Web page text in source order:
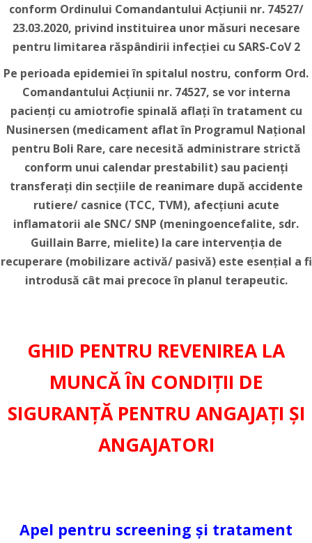
conform Ordinului Comandantului Acțiunii nr. 74527/
23.03.2020, privind instituirea unor măsuri necesare
pentru limitarea răspândirii infecției cu SARS-CoV 2
Pe perioada epidemiei în spitalul nostru, conform Ord.
Comandantului Acțiunii nr. 74527, se vor interna
pacienți cu amiotrofie spinală aflați în tratament cu
Nusinersen (medicament aflat în Programul Național
pentru Boli Rare, care necesită administrare strictă
conform unui calendar prestabilit) sau pacienți
transferați din secțiile de reanimare după accidente
rutiere/ casnice (TCC, TVM), afecțiuni acute
inflamatorii ale SNC/ SNP (meningoencefalite, sdr.
Guillain Barre, mielite) la care intervenția de
recuperare (mobilizare activă/ pasivă) este esențial a fi
introdusă cât mai precoce în planul terapeutic.
GHID PENTRU REVENIREA LA
MUNCĂ ÎN CONDIȚII DE
SIGURANȚĂ PENTRU ANGAJAȚI ȘI
ANGAJATORI
Apel pentru screening și tratament